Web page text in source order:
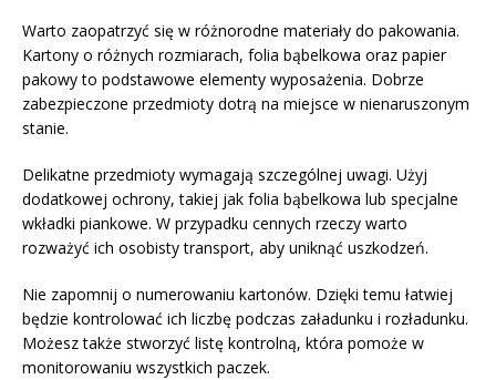
Warto zaopatrzyć się w różnorodne materiały do pakowania.
Kartony o różnych rozmiarach, folia bąbelkowa oraz papier
pakowy to podstawowe elementy wyposażenia. Dobrze
zabezpieczone przedmioty dotrą na miejsce w nienaruszonym
stanie.
Delikatne przedmioty wymagają szczególnej uwagi. Użyj
dodatkowej ochrony, takiej jak folia bąbelkowa lub specjalne
wkładki piankowe. W przypadku cennych rzeczy warto
rozważyć ich osobisty transport, aby uniknąć uszkodzeń.
Nie zapomnij o numerowaniu kartonów. Dzięki temu łatwiej
będzie kontrolować ich liczbę podczas załadunku i rozładunku.
Możesz także stworzyć listę kontrolną, która pomoże w
monitorowaniu wszystkich paczek.